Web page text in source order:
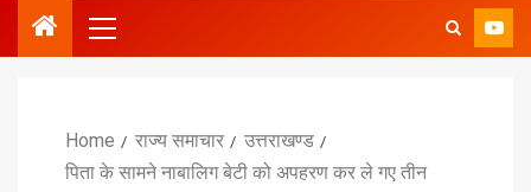
Home राज्य समाचार
उत्तराखण्ड
पिता के सामने नाबालिग बेटी को अपहरण कर ले गए तीन